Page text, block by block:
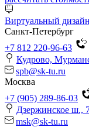
Виртуальный
Санкт-Петербург
+7 812 220-96-63
Кудрово,
spb@sk-tu.ru
Москва
+7 (905) 289-86-03
Дзержинское ш.,
msk@sk-tu.ru